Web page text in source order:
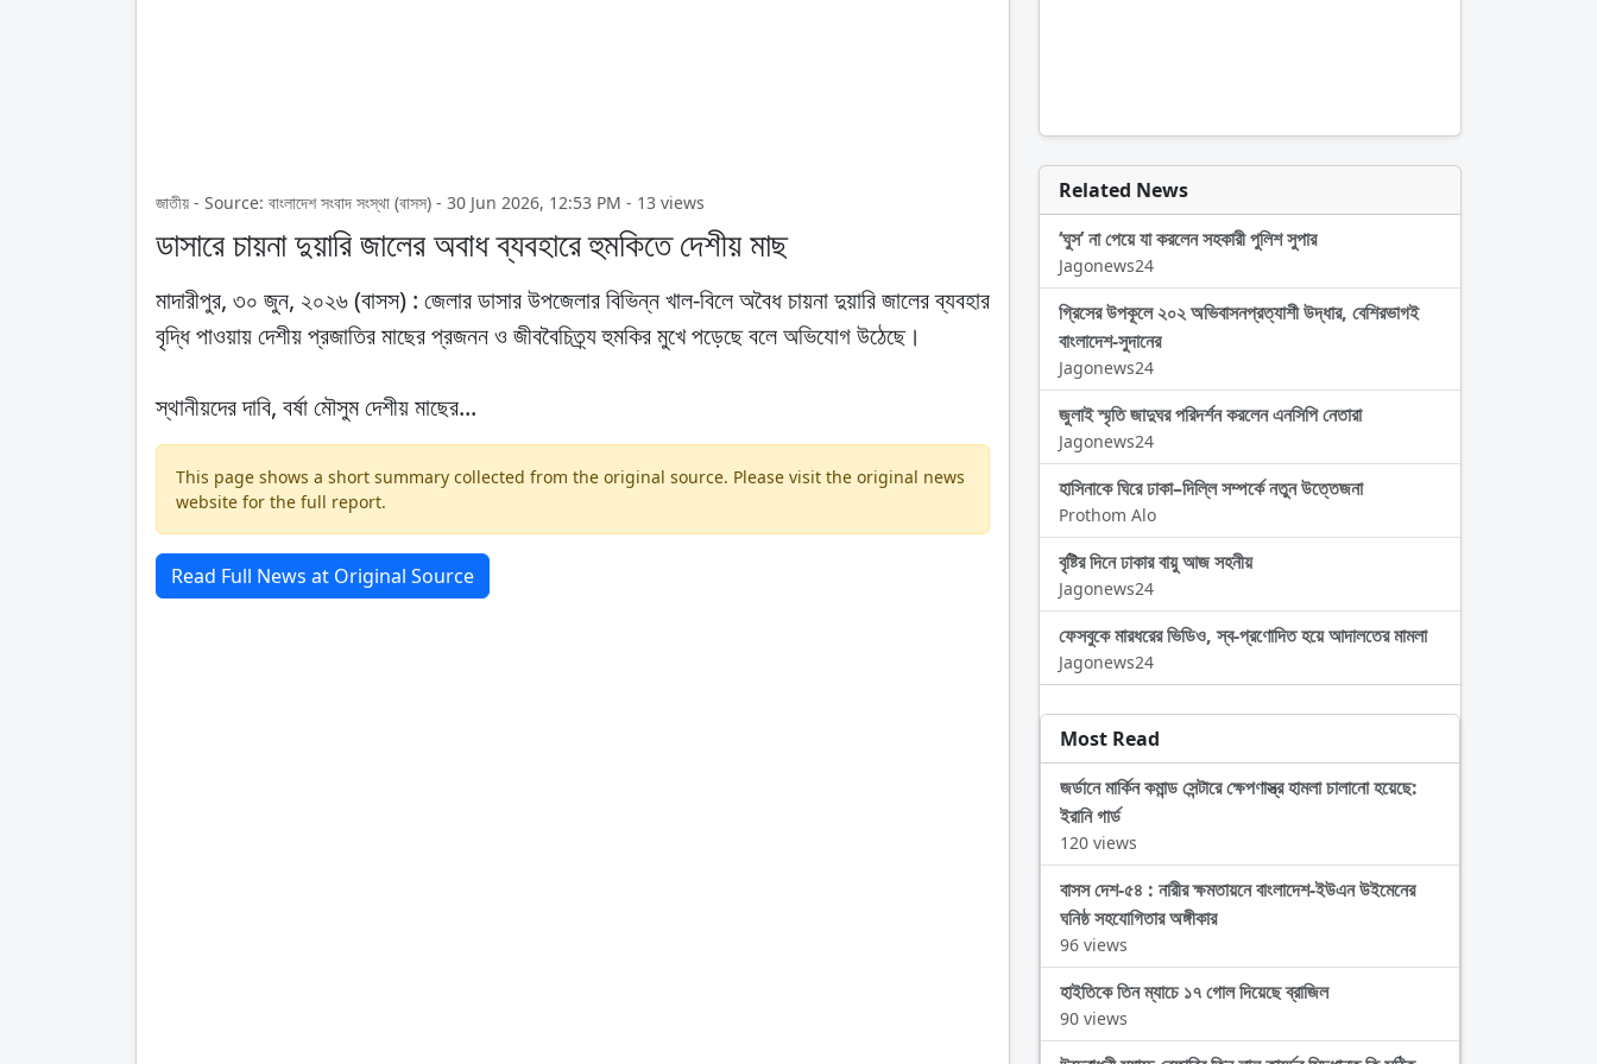
জাতীয় - Source: বাংলাদেশ সংবাদ সংস্থা (বাসস) - 30 Jun 2026, 12:53 PM - 13 views
ডাসারে চায়না দুয়ারি জালের অবাধ ব্যবহারে হুমকিতে দেশীয় মাছ
মাদারীপুর, ৩০ জুন, ২০২৬ (বাসস) : জেলার ডাসার উপজেলার বিভিন্ন খাল-বিলে অবৈধ চায়না দুয়ারি জালের ব্যবহার
বৃদ্ধি পাওয়ায় দেশীয় প্রজাতির মাছের প্রজনন ও জীববৈচিত্র্য হুমকির মুখে পড়েছে বলে অভিযোগ উঠেছে।
স্থানীয়দের দাবি, বর্ষা মৌসুম দেশীয় মাছের...
This page shows a short summary collected from the original source. Please visit the original news
website for the full report.
Read Full News at Original Source
Related News
‘ঘুস’ না পেয়ে যা করলেন সহকারী পুলিশ সুপার
Jagonews24
গ্রিসের উপকূলে ২০২ অভিবাসনপ্রত্যাশী উদ্ধার, বেশিরভাগই
বাংলাদেশ-সুদানের
Jagonews24
জুলাই স্মৃতি জাদুঘর পরিদর্শন করলেন এনসিপি নেতারা
Jagonews24
হাসিনাকে ঘিরে ঢাকা–দিল্লি সম্পর্কে নতুন উত্তেজনা
Prothom Alo
বৃষ্টির দিনে ঢাকার বায়ু আজ সহনীয়
Jagonews24
ফেসবুকে মারধরের ভিডিও, স্ব-প্রণোদিত হয়ে আদালতের মামলা
Jagonews24
Most Read
জর্ডানে মার্কিন কমান্ড সেন্টারে ক্ষেপণাস্ত্র হামলা চালানো হয়েছে:
ইরানি গার্ড
120 views
বাসস দেশ-৫৪ : নারীর ক্ষমতায়নে বাংলাদেশ-ইউএন উইমেনের
ঘনিষ্ঠ সহযোগিতার অঙ্গীকার
96 views
হাইতিকে তিন ম্যাচে ১৭ গোল দিয়েছে ব্রাজিল
90 views